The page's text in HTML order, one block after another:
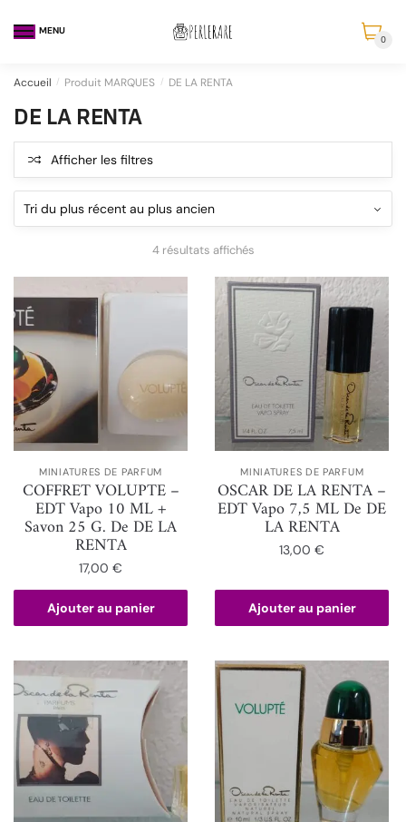
MENU
0
Accueil / Produit MARQUES / DE LA RENTA
DE LA RENTA
Afficher les filtres
4 résultats affichés
MINIATURES DE PARFUM
COFFRET VOLUPTE –
EDT Vapo 10 ML +
Savon 25 G. De DE LA
RENTA
17,00€
Ajouter au panier
MINIATURES DE PARFUM
OSCAR DE LA RENTA –
EDT Vapo 7,5 ML De DE
LA RENTA
13,00€
Ajouter au panier